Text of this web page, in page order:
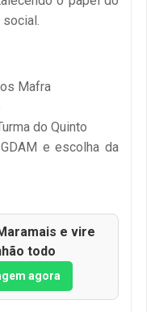
Mafra
do Quinto
e escolha da
e vire
todo
agora